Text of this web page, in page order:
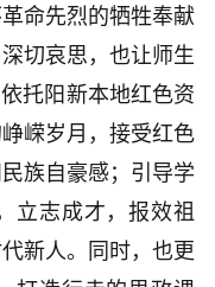
命先烈的牺牲奉献
切哀思，也让师生
托阳新本地红色资
嵘岁月，接受红色
族自豪感；引导学
立志成才，报效祖
新人。同时，也更